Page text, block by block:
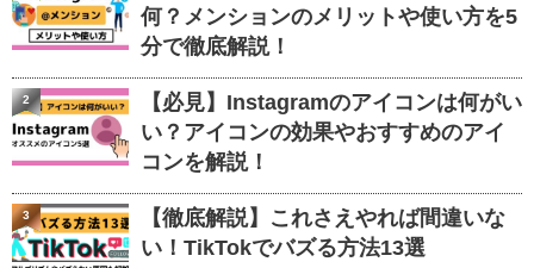
何？メンションのメリットや使い方を5
分で徹底解説！
【必見】Instagramのアイコンは何がい
い？アイコンの効果やおすすめのアイ
コンを解説！
2
【徹底解説】これさえやれば間違いな
い！TikTokでバズる方法13選
3